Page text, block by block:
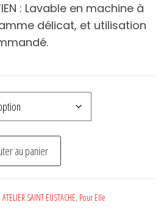
: Lavable en machine à
délicat, et utilisation
au panier
ATELIER SAINT EUSTACHE, Pour Elle